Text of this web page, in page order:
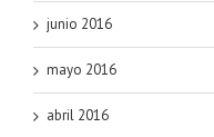
junio 2016
mayo 2016
abril 2016